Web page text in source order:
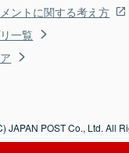
ントに関する考え方
一覧
JAPAN POST Co., Ltd. All